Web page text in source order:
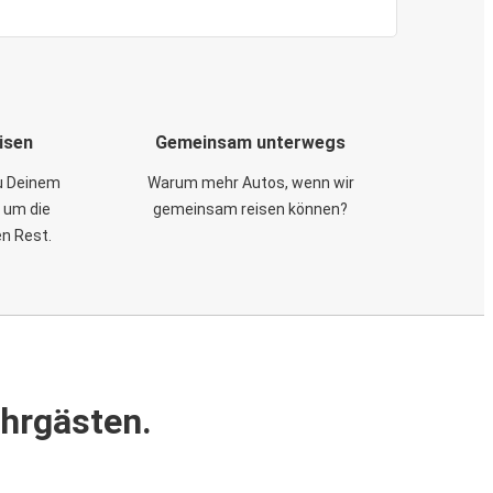
Deinem
die
Rest.
Gemeinsam unterwegs
Warum mehr Autos, wenn wir
gemeinsam reisen können?